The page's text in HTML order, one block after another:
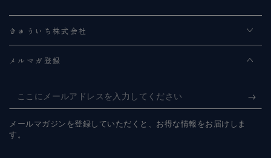
きゅういち株式会社
メルマガ登録
こ
こ
に
メールマガジンを登録していただくと、お得な情報をお届けしま
す。